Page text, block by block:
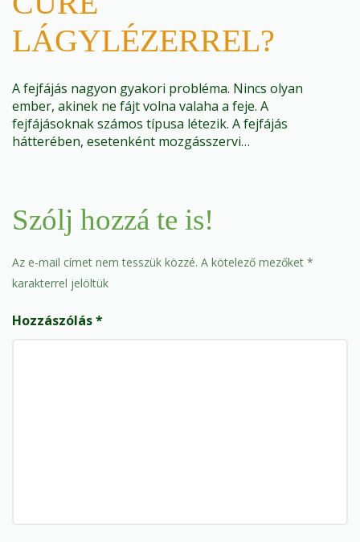
LÁGYLÉZERREL?
A fejfájás nagyon gyakori probléma. Nincs olyan
ember, akinek ne fájt volna valaha a feje. A
fejfájásoknak számos típusa létezik. A fejfájás
hátterében, esetenként mozgásszervi…
Szólj hozzá te is!
Az e-mail címet nem tesszük közzé. A kötelező mezőket *
karakterrel jelöltük
Hozzászólás*